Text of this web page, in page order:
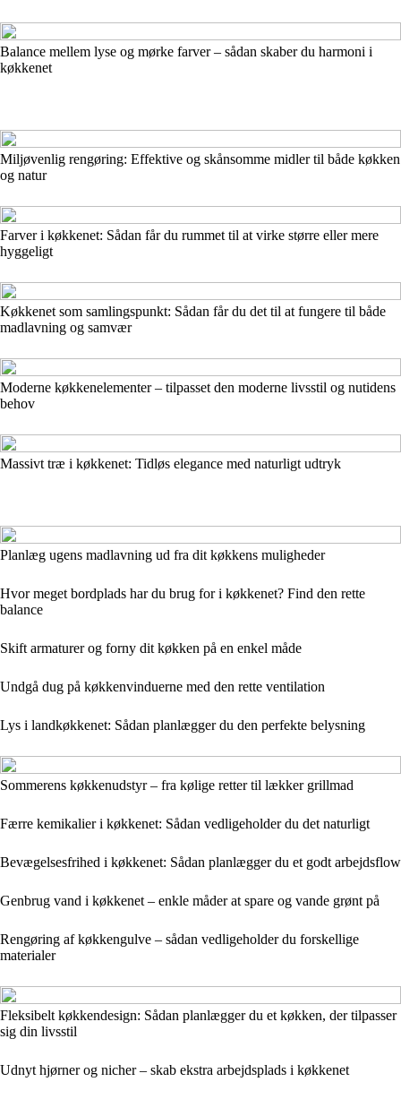
Balance mellem lyse og mørke farver – sådan skaber du harmoni i
køkkenet
Miljøvenlig rengøring: Effektive og skånsomme midler til både køkken
og natur
Farver i køkkenet: Sådan får du rummet til at virke større eller mere
hyggeligt
Køkkenet som samlingspunkt: Sådan får du det til at fungere til både
madlavning og samvær
Moderne køkkenelementer – tilpasset den moderne livsstil og nutidens
behov
Massivt træ i køkkenet: Tidløs elegance med naturligt udtryk
Planlæg ugens madlavning ud fra dit køkkens muligheder
Hvor meget bordplads har du brug for i køkkenet? Find den rette
balance
Skift armaturer og forny dit køkken på en enkel måde
Undgå dug på køkkenvinduerne med den rette ventilation
Lys i landkøkkenet: Sådan planlægger du den perfekte belysning
Sommerens køkkenudstyr – fra kølige retter til lækker grillmad
Færre kemikalier i køkkenet: Sådan vedligeholder du det naturligt
Bevægelsesfrihed i køkkenet: Sådan planlægger du et godt arbejdsflow
Genbrug vand i køkkenet – enkle måder at spare og vande grønt på
Rengøring af køkkengulve – sådan vedligeholder du forskellige
materialer
Fleksibelt køkkendesign: Sådan planlægger du et køkken, der tilpasser
sig din livsstil
Udnyt hjørner og nicher – skab ekstra arbejdsplads i køkkenet